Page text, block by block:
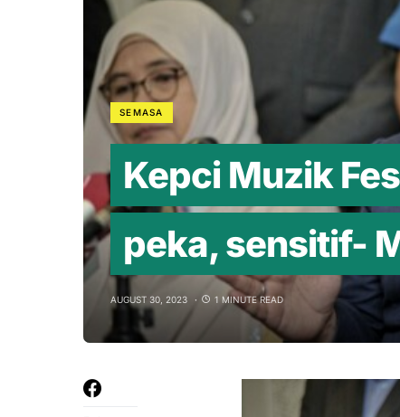
SEMASA
Kepci Muzik
peka, sensitif-
AUGUST 30, 2023 1 MINUTE READ